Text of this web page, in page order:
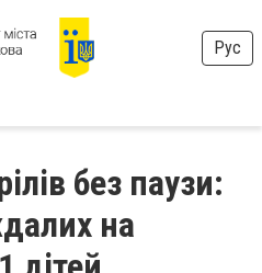
Рус
без паузи:
на